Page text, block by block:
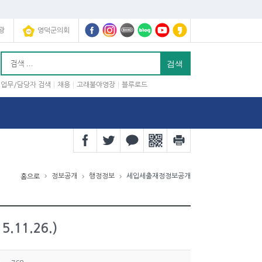
영덕군의회
업무/담당자 검색 채용 고래불야영장 블루로드
홈으로 정보공개 행정정보 세입세출재정정보공개